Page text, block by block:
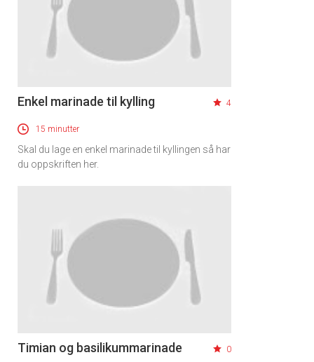
Enkel marinade til kylling 4
15 minutter
Skal du lage en enkel marinade til kyllingen så har
du oppskriften her.
Timian og basilikummarinade 0